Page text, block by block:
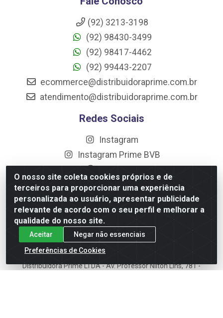
O nosso site coleta cookies próprios e de
terceiros para proporcionar uma experiência
personalizada ao usuário, apresentar publicidade
relevante de acordo com o seu perfil e melhorar a
qualidade do nosso site.
Aceitar
Negar não essenciais
Preferências de Cookies
(92) 3213-3198
(92) 98430-3499
(92) 98417-4462
(92) 99443-2207
ecommerce@distribuidoraprime.com.br
atendimento@distribuidoraprime.com.br
Redes Sociais
Instagram
Instagram Prime BVB
Linkedin
Formas de Pagamento
Distribuidora Prime LTDA - Av. Professor Nilton Lins, 781 -